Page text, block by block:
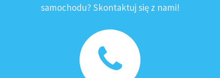
samochodu? Skontaktuj się z nami!